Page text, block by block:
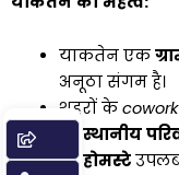
याकतेन एक
अनूठा संगम है।
शहरों के
स्थानीय
होमस्टे